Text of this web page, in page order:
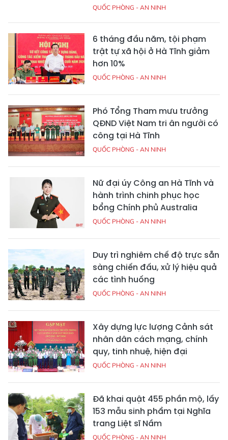
QUỐC PHÒNG - AN NINH
6 tháng đầu năm, tội phạm
trật tự xã hội ở Hà Tĩnh giảm
hơn 10%
QUỐC PHÒNG - AN NINH
Phó Tổng Tham mưu trưởng
QĐND Việt Nam tri ân người có
công tại Hà Tĩnh
QUỐC PHÒNG - AN NINH
Nữ đại úy Công an Hà Tĩnh và
hành trình chinh phục học
bổng Chính phủ Australia
QUỐC PHÒNG - AN NINH
Duy trì nghiêm chế độ trực sẵn
sàng chiến đấu, xử lý hiệu quả
các tình huống
QUỐC PHÒNG - AN NINH
Xây dựng lực lượng Cảnh sát
nhân dân cách mạng, chính
quy, tinh nhuệ, hiện đại
QUỐC PHÒNG - AN NINH
Đã khai quật 455 phần mộ, lấy
153 mẫu sinh phẩm tại Nghĩa
trang Liệt sĩ Nầm
QUỐC PHÒNG - AN NINH